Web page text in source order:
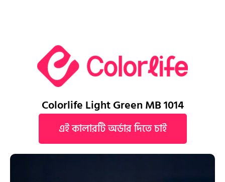
Colorlife Light Green MB 1014
এই কালারটি অর্ডার দিতে চাই